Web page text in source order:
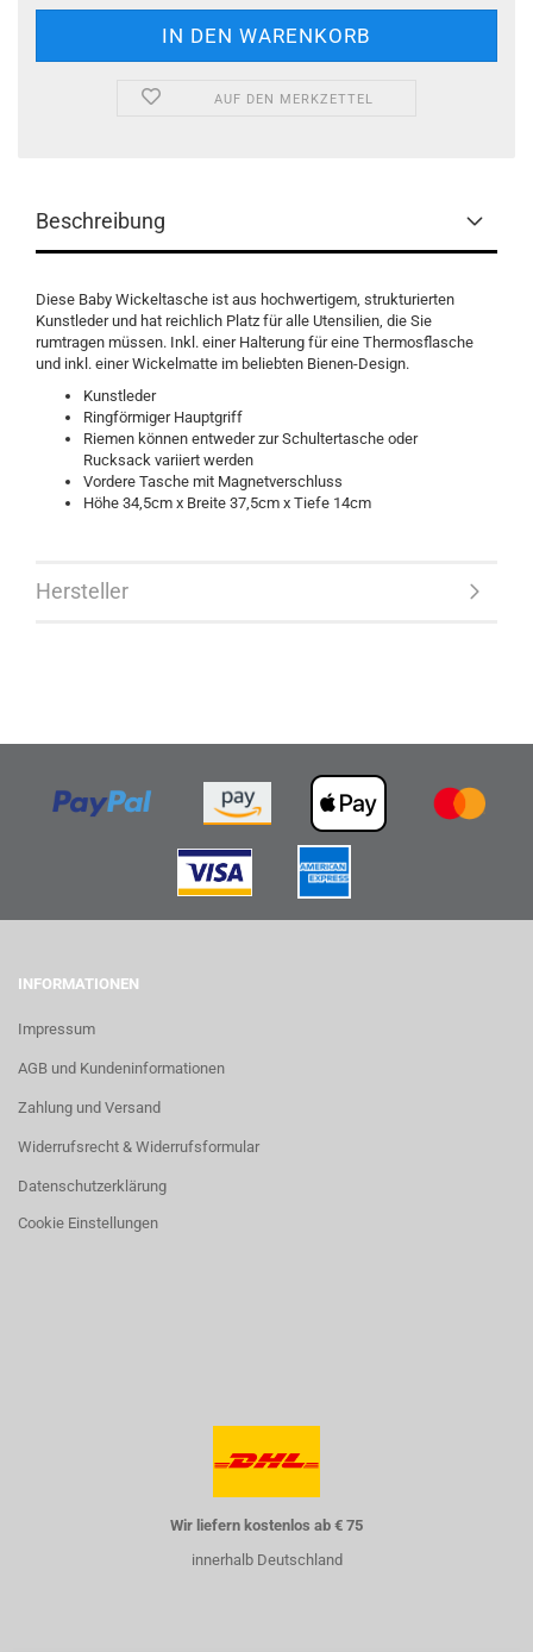
AUF DEN MERKZETTEL
Beschreibung
Diese Baby Wickeltasche ist aus hochwertigem, strukturierten
Kunstleder und hat reichlich Platz für alle Utensilien, die Sie
rumtragen müssen. Inkl. einer Halterung für eine Thermosflasche
und inkl. einer Wickelmatte im beliebten Bienen-Design.
Kunstleder
Ringförmiger Hauptgriff
Riemen können entweder zur Schultertasche oder
Rucksack variiert werden
Vordere Tasche mit Magnetverschluss
Höhe 34,5cm x Breite 37,5cm x Tiefe 14cm
Hersteller
INFORMATIONEN
Impressum
AGB und Kundeninformationen
Zahlung und Versand
Widerrufsrecht & Widerrufsformular
Datenschutzerklärung
Cookie Einstellungen
Wir liefern kostenlos ab € 75
innerhalb Deutschland